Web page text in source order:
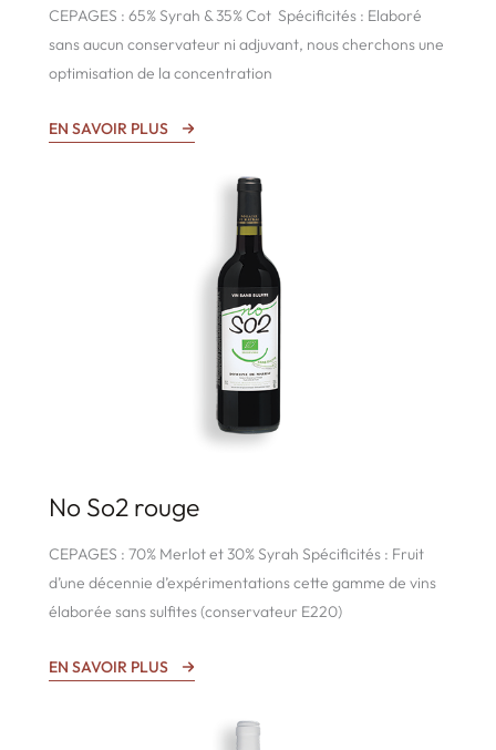
CEPAGES : 65% Syrah & 35% Cot Spécificités : Elaboré
sans aucun conservateur ni adjuvant, nous cherchons une
optimisation de la concentration
EN SAVOIR PLUS
No So2 rouge
CEPAGES : 70% Merlot et 30% Syrah Spécificités : Fruit
d’une décennie d’expérimentations cette gamme de vins
élaborée sans sulfites (conservateur E220)
EN SAVOIR PLUS